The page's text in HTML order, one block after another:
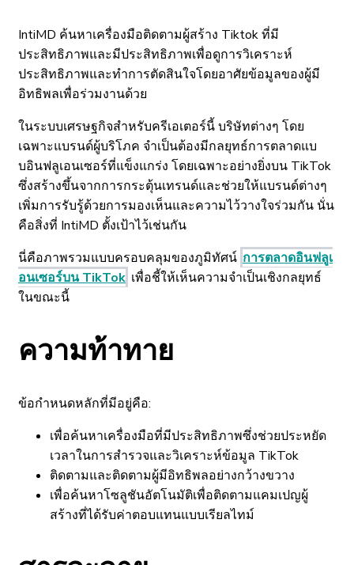
IntiMD ค้นหาเครื่องมือติดตามผู้สร้าง Tiktok ที่มี
ประสิทธิภาพและมีประสิทธิภาพเพื่อดูการวิเคราะห์
ประสิทธิภาพและทำการตัดสินใจโดยอาศัยข้อมูลของผู้มี
อิทธิพลเพื่อร่วมงานด้วย
ในระบบเศรษฐกิจสำหรับครีเอเตอร์นี้ บริษัทต่างๆ โดย
เฉพาะแบรนด์ผู้บริโภค จำเป็นต้องมีกลยุทธ์การตลาดแบ
บอินฟลูเอนเซอร์ที่แข็งแกร่ง โดยเฉพาะอย่างยิ่งบน TikTok
ซึ่งสร้างขึ้นจากการกระตุ้นเทรนด์และช่วยให้แบรนด์ต่างๆ
เพิ่มการรับรู้ด้วยการมองเห็นและความไว้วางใจร่วมกัน นั่น
คือสิ่งที่ IntiMD ตั้งเป้าไว้เช่นกัน
นี่คือภาพรวมแบบครอบคลุมของภูมิทัศน์ การตลาดอินฟลูเ
อนเซอร์บน TikTok เพื่อชี้ให้เห็นความจำเป็นเชิงกลยุทธ์
ในขณะนี้
ความท้าทาย
ข้อกำหนดหลักที่มีอยู่คือ:
เพื่อค้นหาเครื่องมือที่มีประสิทธิภาพซึ่งช่วยประหยัด
เวลาในการสำรวจและวิเคราะห์ข้อมูล TikTok
ติดตามและติดตามผู้มีอิทธิพลอย่างกว้างขวาง
เพื่อค้นหาโซลูชันอัตโนมัติเพื่อติดตามแคมเปญผู้
สร้างที่ได้รับค่าตอบแทนแบบเรียลไทม์